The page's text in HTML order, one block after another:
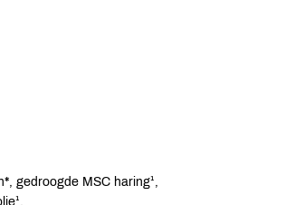
gedroogde MSC haring¹,